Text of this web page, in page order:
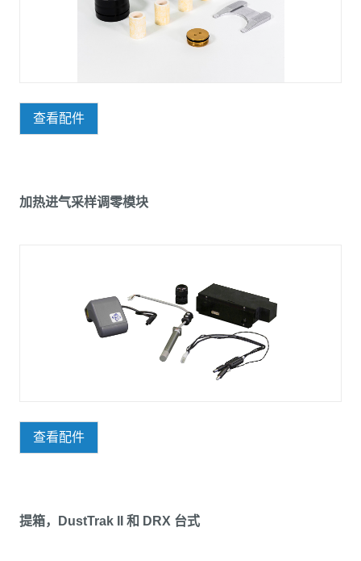
查看配件
加热进气采样调零模块
查看配件
提箱，DustTrak II 和 DRX 台式